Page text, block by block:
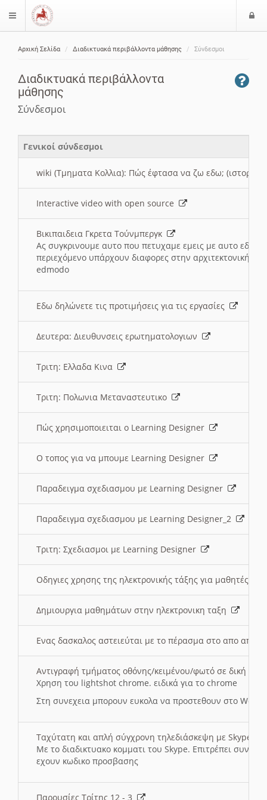
$langMenu
Αρχική Σελίδα Διαδικτυακά περιβάλλοντα μάθησης Σύνδεσμοι
Διαδικτυακά περιβάλλοντα
μάθησης
Σύνδεσμοι
Γενικοί σύνδεσμοι
wiki (Τμηματα Κολλια): Πώς έφτασα να ζω εδω; (ιστορια)
Interactive video with open source
Βικιπαιδεια Γκρετα Τούνμπεργκ
Ας συγκρινουμε αυτο που πετυχαμε εμεις με αυτο εδω
περιεχόμενο υπάρχουν διαφορες στην αρχιτεκτονική
edmodo
Εδω δηλώνετε τις προτιμήσεις για τις εργασίες
Δευτερα: Διευθυνσεις ερωτηματολογιων
Τριτη: Ελλαδα Κινα
Τριτη: Πολωνια Μεταναστευτικο
Πώς χρησιμοποιειται ο Learning Designer
O τοπος για να μπουμε Learning Designer
Παραδειγμα σχεδιασμου με Learning Designer
Παραδειγμα σχεδιασμου με Learning Designer_2
Τριτη: Σχεδιασμοι με Learning Designer
Οδηγιες χρησης της ηλεκτρονικής τάξης για μαθητές
Δημιουργια μαθημάτων στην ηλεκτρονικη ταξη
Ενας δασκαλος αστειεύται με το πέρασμα στο απο
Αντιγραφή τμήματος οθόνης/κειμένου/φωτό σε δική
Χρηση του lightshot chrome. ειδικά για το chrome
Στη συνεχεια μπορουν ευκολα να προστεθουν στο Word
Ταχύτατη και απλή σύγχρονη τηλεδιάσκεψη με Skype
Με το διαδικτυακο κομματι του Skype. Επιτρέπει
εχουν κωδικο προσβασης
Παρουσίες Τρίτης 12 - 3